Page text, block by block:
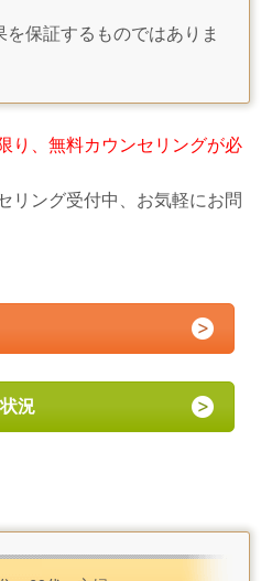
保証するものではありま
り、無料カウンセリングが必
リング受付中、お気軽にお問
況